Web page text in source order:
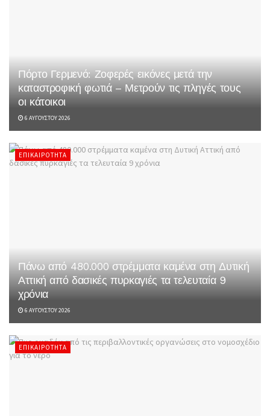
Πόρτο Γερμενό: Ζοφερές εικόνες μετά την
καταστροφική φωτιά – Μετρούν τις πληγές τους
οι κάτοικοι
6 ΑΥΓΟΎΣΤΟΥ 2026
ΕΠΙΚΑΙΡΌΤΗΤΑ
Πάνω από 480.000 στρέμματα καμένα στη Δυτική
Αττική από δασικές πυρκαγιές τα τελευταία 9
χρόνια
6 ΑΥΓΟΎΣΤΟΥ 2026
ΕΠΙΚΑΙΡΌΤΗΤΑ